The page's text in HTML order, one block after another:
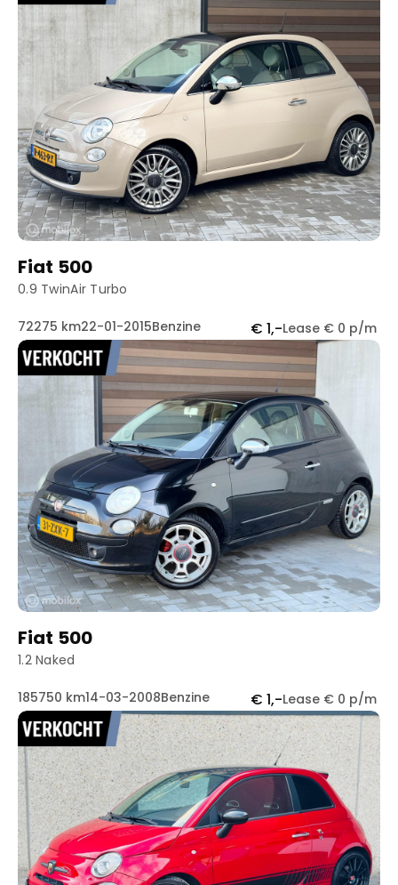
Fiat 500
0.9 TwinAir Turbo
72275 km22-01-2015Benzine € 1,-Lease € 0 p/m
Fiat 500
1.2 Naked
185750 km14-03-2008Benzine € 1,-Lease € 0 p/m